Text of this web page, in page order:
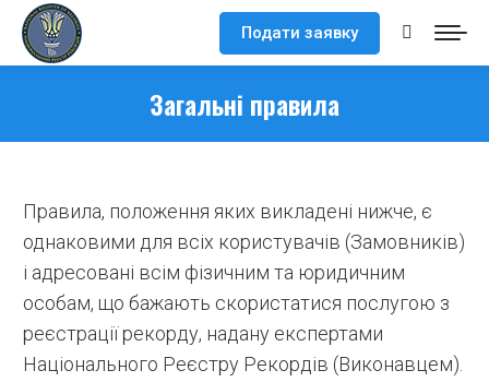
Подати заявку Search:
Загальні правила
Правила, положення яких викладені нижче, є
однаковими для всіх користувачів (Замовників)
і адресовані всім фізичним та юридичним
особам, що бажають скористатися послугою з
реєстрації рекорду, надану експертами
Національного Реєстру Рекордів (Виконавцем).